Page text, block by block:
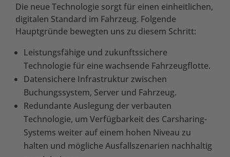
Die neue Technologie sorgt für einen einheitlichen,
digitalen Standard im Fahrzeug. Folgende
Hauptgründe bewegten uns zu diesem Schritt:
Leistungsfähige und zukunftssichere
Technologie für eine wachsende Fahrzeugflotte.
Datensichere Infrastruktur zwischen
Buchungssystem, Server und Fahrzeug.
Redundante Auslegung der verbauten
Technologie, um Verfügbarkeit des Carsharing-
Systems weiter auf einem hohen Niveau zu
halten und mögliche Ausfallszenarien nachhaltig